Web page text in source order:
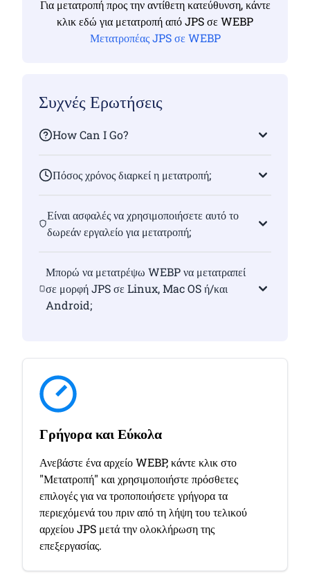
Για μετατροπή προς την αντίθετη κατεύθυνση, κάντε
κλικ εδώ για μετατροπή από JPS σε WEBP
Μετατροπέας JPS σε WEBP
Συχνές Ερωτήσεις
How Can I Go?
Πόσος χρόνος διαρκεί η μετατροπή;
Είναι ασφαλές να χρησιμοποιήσετε αυτό το
δωρεάν εργαλείο για μετατροπή;
Μπορώ να μετατρέψω WEBP να μετατραπεί
σε μορφή JPS σε Linux, Mac OS ή/και
Android;
Γρήγορα και Εύκολα
Ανεβάστε ένα αρχείο WEBP, κάντε κλικ στο
"Μετατροπή" και χρησιμοποιήστε πρόσθετες
επιλογές για να τροποποιήσετε γρήγορα τα
περιεχόμενά του πριν από τη λήψη του τελικού
αρχείου JPS μετά την ολοκλήρωση της
επεξεργασίας.